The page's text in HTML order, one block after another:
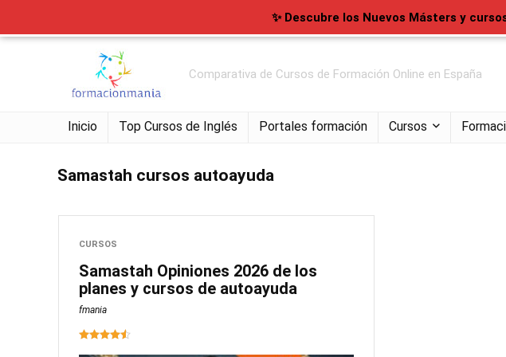
Comparativa de Cursos de Formación Online en España
Inicio Top Cursos de Inglés Portales formación Cursos
Samastah cursos autoayuda
CURSOS
Samastah Opiniones 2026 de los
planes y cursos de autoayuda
fmania
✨ Descubre los Nuevos Másters y